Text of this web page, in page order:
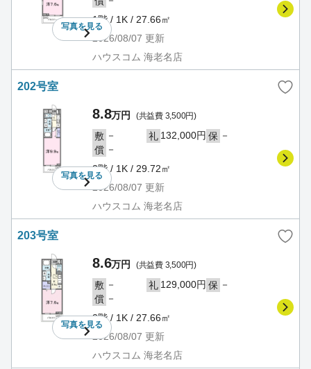
写真を見る
1階 / 1K / 27.66㎡
2026/08/07 更新
ハウスコム 海老名店
202号室
写真を見る
8.8万円 (共益費 3,500円)
敷 － 礼 132,000円 保 －
償 －
2階 / 1K / 29.72㎡
2026/08/07 更新
ハウスコム 海老名店
203号室
写真を見る
8.6万円 (共益費 3,500円)
敷 － 礼 129,000円 保 －
償 －
2階 / 1K / 27.66㎡
2026/08/07 更新
ハウスコム 海老名店